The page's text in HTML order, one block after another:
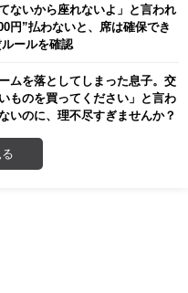
ないから座れないよ」と言われ
円”払わないと、席は確保でき
ールを確認
ムを落としてしまった息子。交
ものを買ってください」と言わ
いのに、理不尽すぎませんか？